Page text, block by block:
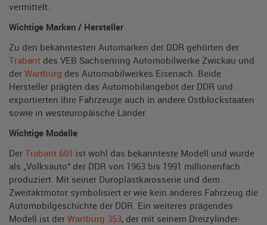
vermittelt.
Wichtige Marken / Hersteller
Zu den bekanntesten Automarken der DDR gehörten der
Trabant des VEB Sachsenring Automobilwerke Zwickau und
der Wartburg des Automobilwerkes Eisenach. Beide
Hersteller prägten das Automobilangebot der DDR und
exportierten ihre Fahrzeuge auch in andere Ostblockstaaten
sowie in westeuropäische Länder.
Wichtige Modelle
Der Trabant 601 ist wohl das bekannteste Modell und wurde
als „Volksauto“ der DDR von 1963 bis 1991 millionenfach
produziert. Mit seiner Duroplastkarosserie und dem
Zweitaktmotor symbolisiert er wie kein anderes Fahrzeug die
Automobilgeschichte der DDR. Ein weiteres prägendes
Modell ist der Wartburg 353, der mit seinem Dreizylinder-